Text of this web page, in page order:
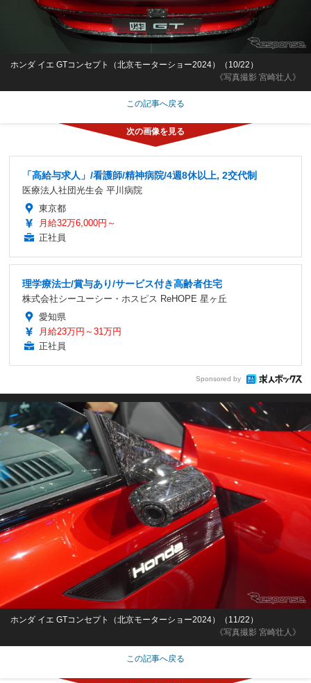
《写真撮影 宮崎壮人》
ホンダ イエ GTコンセプト（北京モーターショー2024）（10/22）
この記事へ戻る
「高給与求人」/看護師/精神病院/4週8休以上, 2交代制
医療法人社団光生会 平川病院
東京都
月給32万6,000円～
正社員
理学療法士/賞与あり/サービス付き高齢者住宅
株式会社シーユーシー・ホスピス ReHOPE 星ヶ丘
愛知県
月給23万円～31万円
正社員
Sponsored by
《写真撮影 宮崎壮人》
ホンダ イエ GTコンセプト（北京モーターショー2024）（11/22）
この記事へ戻る